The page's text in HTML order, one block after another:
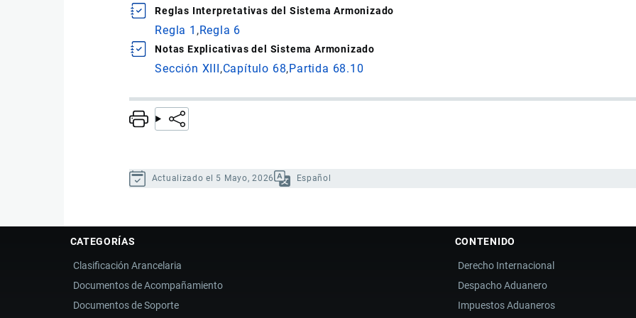
Reglas Interpretativas del Sistema Armonizado
Regla 1 Regla 6
Notas Explicativas del Sistema Armonizado
Sección XIII Capítulo 68 Partida 68.10
Actualizado el 5 Mayo, 2026 Español
CATEGORÍAS
Clasificación Arancelaria
Documentos de Acompañamiento
Documentos de Soporte
CONTENIDO
Derecho Internacional
Despacho Aduanero
Impuestos Aduaneros